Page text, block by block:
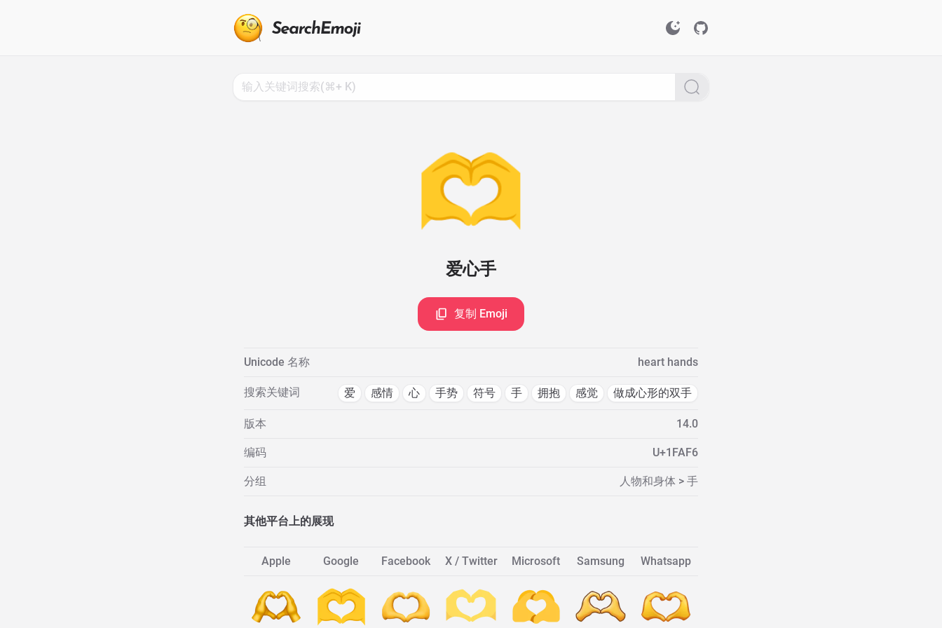
🫶
爱心手
复制 Emoji
Unicode 名称 heart hands
搜索关键词 爱 感情 心 手势 符号 手 拥抱 感觉 做成心形的双手
版本 14.0
编码 U+1FAF6
分组 人物和身体 > 手
其他平台上的展现
Apple Google Facebook X / Twitter Microsoft Samsung Whatsapp